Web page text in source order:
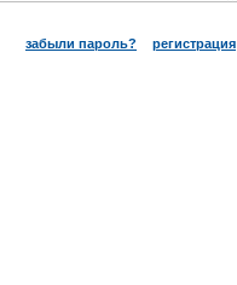
забыли пароль? регистрация